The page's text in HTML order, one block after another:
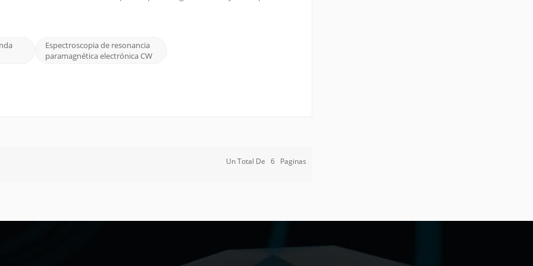
Espectroscopia de resonancia
paramagnética electrónica CW
Un Total De 6 Paginas